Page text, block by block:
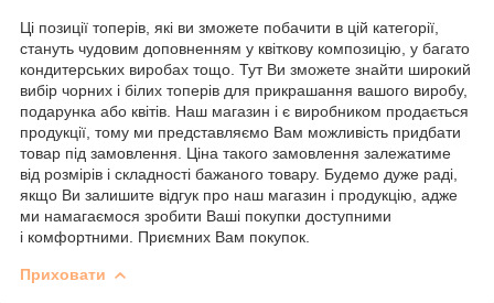
Ці позиції топерів, які ви зможете побачити в цій категорії,
стануть чудовим доповненням у квіткову композицію, у багато
кондитерських виробах тощо. Тут Ви зможете знайти широкий
вибір чорних і білих топерів для прикрашання вашого виробу,
подарунка або квітів. Наш магазин і є виробником продається
продукції, тому ми представляємо Вам можливість придбати
товар під замовлення. Ціна такого замовлення залежатиме
від розмірів і складності бажаного товару. Будемо дуже раді,
якщо Ви залишите відгук про наш магазин і продукцію, адже
ми намагаємося зробити Ваші покупки доступними
і комфортними. Приємних Вам покупок.
Приховати